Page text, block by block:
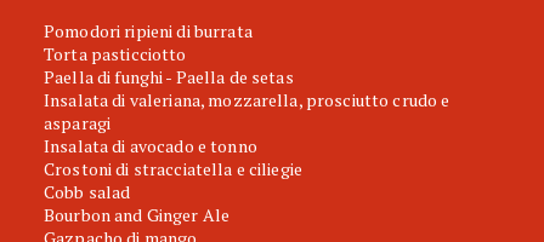
Pomodori ripieni di burrata
Torta pasticciotto
Paella di funghi - Paella de setas
Insalata di valeriana, mozzarella, prosciutto crudo e
asparagi
Insalata di avocado e tonno
Crostoni di stracciatella e ciliegie
Cobb salad
Bourbon and Ginger Ale